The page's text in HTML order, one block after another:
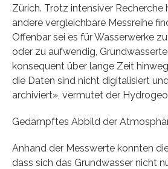
Zürich. Trotz intensiver Recherche
andere vergleichbare Messreihe
Offenbar sei es für Wasserwerke
oder zu aufwendig,
konsequent über lange Zeit
die Daten sind nicht digitalisiert
archiviert», vermutet der
Gedämpftes Abbild der
Anhand der Messwerte konnten
dass sich das Grundwasser nicht